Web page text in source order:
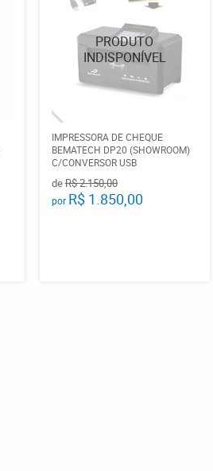
IMPRESSORA DE CHEQUE
BEMATECH DP20 (SHOWROOM)
C/CONVERSOR USB
deR$ 2.150,00
por R$ 1.850,00